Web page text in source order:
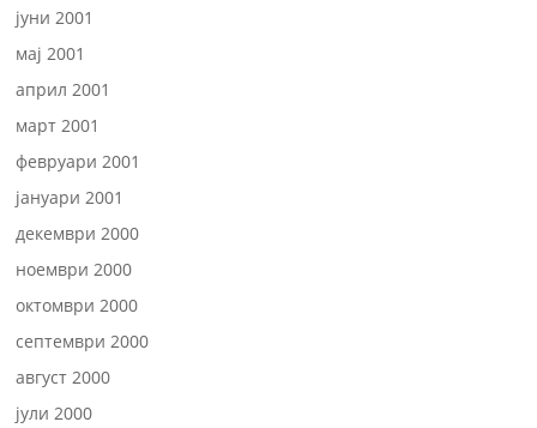
јуни 2001
мај 2001
април 2001
март 2001
февруари 2001
јануари 2001
декември 2000
ноември 2000
октомври 2000
септември 2000
август 2000
јули 2000